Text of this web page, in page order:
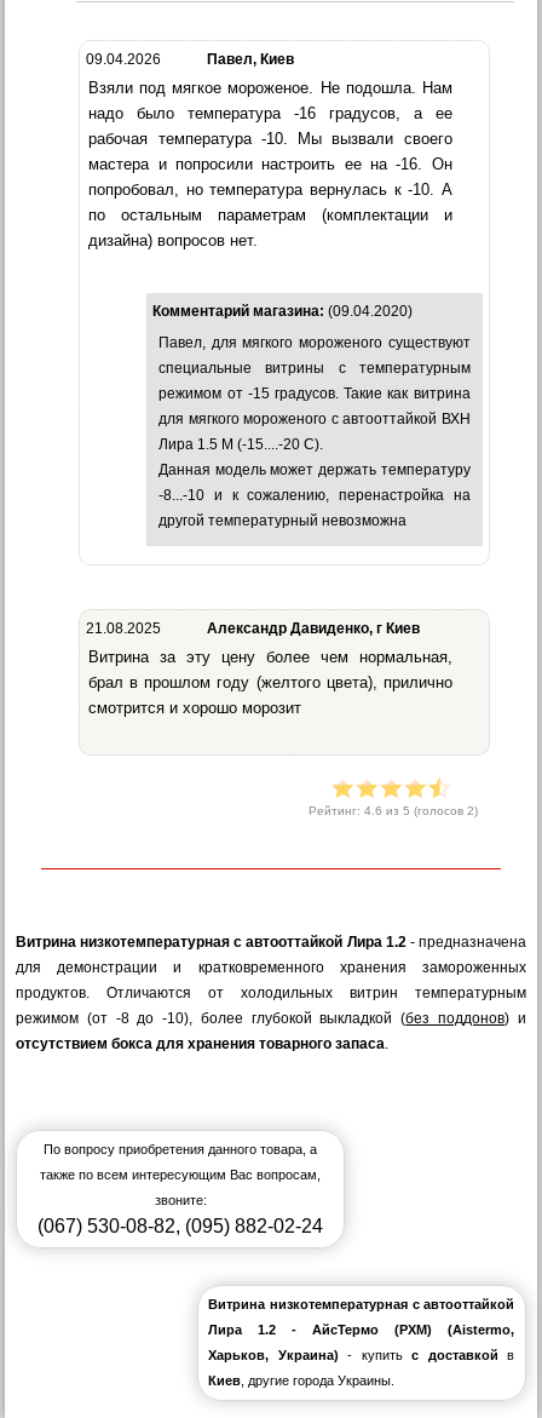
09.04.2026 Павел, Киев
Взяли под мягкое мороженое. Не подошла. Нам
надо было температура -16 градусов, а ее
рабочая температура -10. Мы вызвали своего
мастера и попросили настроить ее на -16. Он
попробовал, но температура вернулась к -10. А
по остальным параметрам (комплектации и
дизайна) вопросов нет.
Комментарий магазина: (09.04.2020)
Павел, для мягкого мороженого существуют
специальные витрины с температурным
режимом от -15 градусов. Такие как витрина
для мягкого мороженого с автооттайкой ВХН
Лира 1.5 М (-15....-20 С).
Данная модель может держать температуру
-8...-10 и к сожалению, перенастройка на
другой температурный невозможна
21.08.2025 Александр Давиденко, г Киев
Витрина за эту цену более чем нормальная,
брал в прошлом году (желтого цвета), прилично
смотрится и хорошо морозит
Рейтинг: 4.6 из 5 (голосов 2)
Витрина низкотемпературная с автооттайкой Лира 1.2- предназначена
для демонстрации и кратковременного хранения замороженных
продуктов. Отличаются от холодильных витрин температурным
режимом (от -8 до -10), более глубокой выкладкой (без поддонов) и
отсутствием бокса для хранения товарного запаса.
По вопросу приобретения данного товара, а
также по всем интересующим Вас вопросам,
звоните:
(067) 530-08-82, (095) 882-02-24
Витрина низкотемпературная с автооттайкой
Лира 1.2 - АйсТермо (РХМ) (Aistermo,
Харьков, Украина)- купитьс доставкой в
Киев , другие города Украины.